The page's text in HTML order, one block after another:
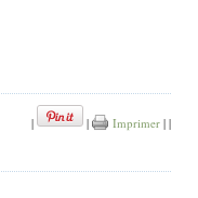
| | Imprimer | |